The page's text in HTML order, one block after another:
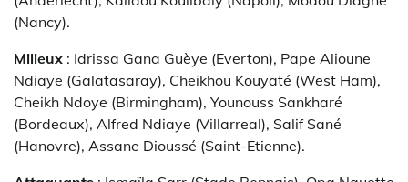
(Nancy).
Milieux : Idrissa Gana Guèye (Everton), Pape Alioune
Ndiaye (Galatasaray), Cheikhou Kouyaté (West Ham),
Cheikh Ndoye (Birmingham), Younouss Sankharé
(Bordeaux), Alfred Ndiaye (Villarreal), Salif Sané
(Hanovre), Assane Dioussé (Saint-Etienne).